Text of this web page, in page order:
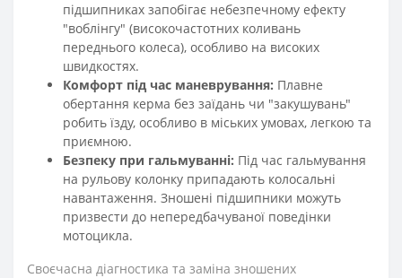
підшипниках запобігає небезпечному ефекту
"воблінгу" (високочастотних коливань
переднього колеса), особливо на високих
швидкостях.
Комфорт під час маневрування: Плавне
обертання керма без заїдань чи "закушувань"
робить їзду, особливо в міських умовах, легкою та
приємною.
Безпеку при гальмуванні: Під час гальмування
на рульову колонку припадають колосальні
навантаження. Зношені підшипники можуть
призвести до непередбачуваної поведінки
мотоцикла.
Своєчасна діагностика та заміна зношених